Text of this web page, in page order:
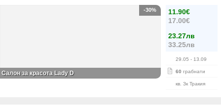
11.90€
17.00€
23.27лв
33.25лв
29.05 - 13.09
60 грабнати
кв. Зк Тракия
-30%
Салон за красота Lady D